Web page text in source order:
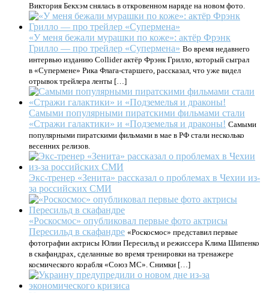
Виктория Бекхэм снялась в откровенном наряде на новом фото.
«У меня бежали мурашки по коже»: актёр Фрэнк
Грилло — про трейлер «Супермена» Во время недавнего
интервью изданию Collider актёр Фрэнк Грилло, который сыграл
в «Супермене» Рика Флага-старшего, рассказал, что уже видел
отрывок трейлера ленты […]
Самыми популярными пиратскими фильмами стали
«Стражи галактики» и «Подземелья и драконы! Самыми
популярными пиратскими фильмами в мае в РФ стали несколько
весенних релизов.
Экс-тренер «Зенита» рассказал о проблемах в Чехии из-
за российских СМИ
«Роскосмос» опубликовал первые фото актрисы
Пересильд в скафандре «Роскосмос» представил первые
фотографии актрисы Юлии Пересильд и режиссера Клима Шипенко
в скафандрах, сделанные во время тренировки на тренажере
космического корабля «Союз МС». Снимки […]